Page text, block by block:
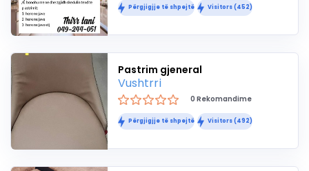
Përgjigjje të shpejtë Visitors (452)
Pastrim gjeneral
Vushtrri
0 Rekomandime
Përgjigjje të shpejtë Visitors (492)